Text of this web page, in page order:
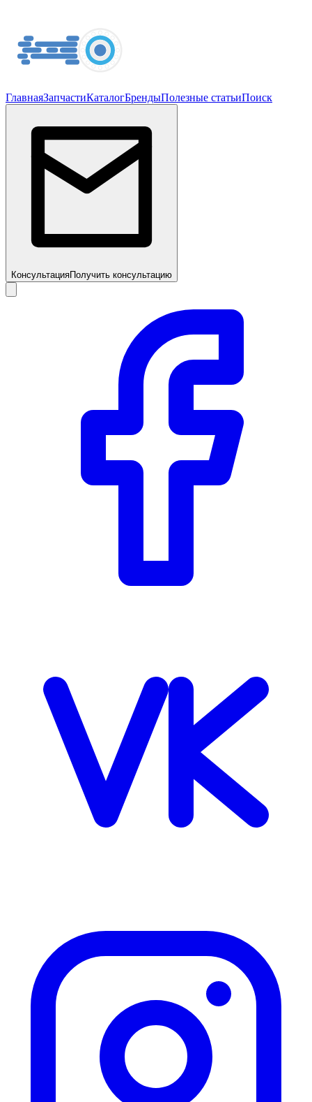
ГлавнаяЗапчастиКаталогБрендыПолезные статьиПоиск
КонсультацияПолучить консультацию